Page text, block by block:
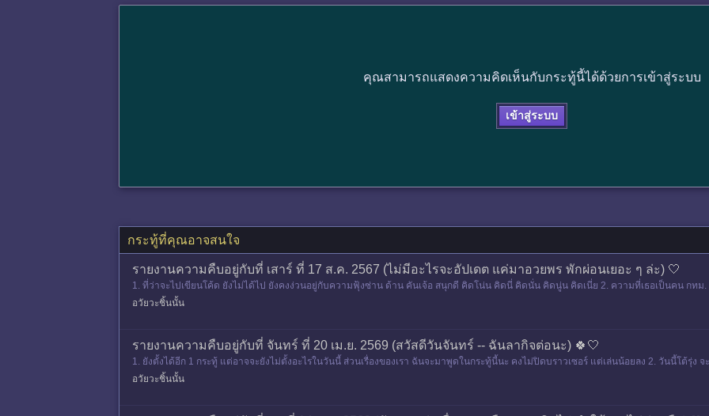
คุณสามารถแสดงความคิดเห็นกับกระทู้นี้ได้ด้วยการเข้าสู่ระบบ
เข้าสู่ระบบ
กระทู้ที่คุณอาจสนใจ
รายงานความคืบอยู่กับที่ เสาร์ ที่ 17 ส.ค. 2567 (ไม่มีอะไรจะอัปเดต แค่มาอวยพร พักผ่อนเยอะ ๆ ล่ะ) 🤍
1. ที่ว่าจะไปเขียนโค้ด ยังไม่ได้ไป ยังคงง่วนอยู่กับความฟุ้งซ่าน ด้าน คันเจ้อ สนุกดี คิดโน่น คิดนี่ คิดนั่น คิดนู่น คิดเนี่ย 2. ความที่เธอเป็นคน กทม
อวัยวะชิ้นนั้น
รายงานความคืบอยู่กับที่ จันทร์ ที่ 20 เม.ย. 2569 (สวัสดีวันจันทร์ -- ฉันลากิจต่อนะ) 🍀🤍
1. ยังตั้งได้อีก 1 กระทู้ แต่อาจจะยังไม่ตั้งอะไรในวันนี้ ส่วนเรื่องของเรา ฉันจะมาพูดในกระทู้นี้นะ คงไม่ปิดบราวเซอร์ แต่เล่นน้อยลง 2. วันนี้โต้รุ่ง
คั
อวัยวะชิ้นนั้น